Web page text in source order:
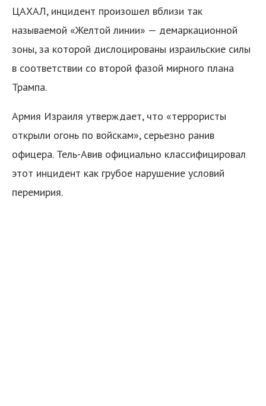
ЦАХАЛ, инцидент произошел вблизи так
называемой «Желтой линии» — демаркационной
зоны, за которой дислоцированы израильские силы
в соответствии со второй фазой мирного плана
Трампа.
Армия Израиля утверждает, что «террористы
открыли огонь по войскам», серьезно ранив
офицера. Тель-Авив официально классифицировал
этот инцидент как грубое нарушение условий
перемирия.